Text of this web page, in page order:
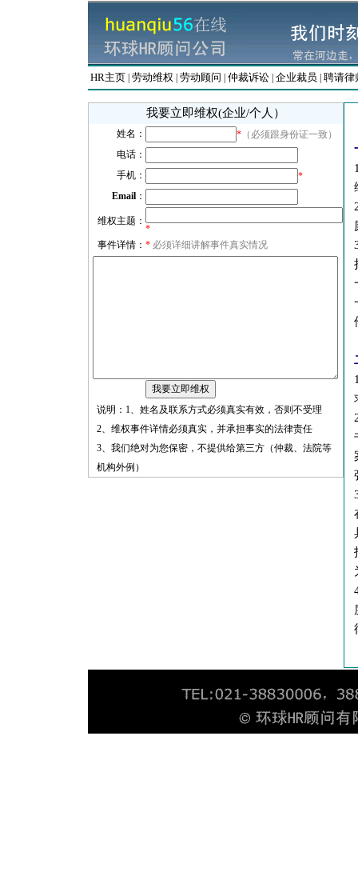
HR主页 劳动维权 劳动顾问 仲裁诉讼 企业裁员 聘请律
我要立即维权(企业/个人）
姓名： *（必须跟身份证一致）
电话：
手机：
*
Email：
维权主题：
*
事件详情： * 必须详细讲解事件真实情况
说明：1、姓名及联系方式必须真实有效，否则不受理
2、维权事件详情必须真实，并承担事实的法律责任
3、我们绝对为您保密，不提供给第三方（仲裁、法院等
机构外例）